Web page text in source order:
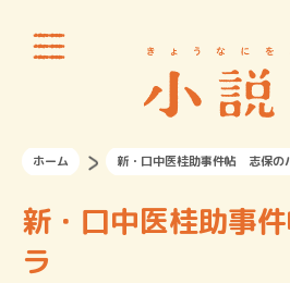
ホーム 新・口中医桂助事件帖 志保の
新・口中医桂助事
ラ